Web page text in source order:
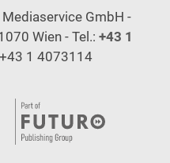
GmbH -
Wien - Tel.: +43 1
1 4073114